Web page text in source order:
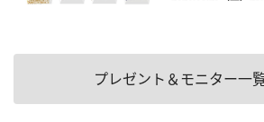
プレゼント＆モニター一